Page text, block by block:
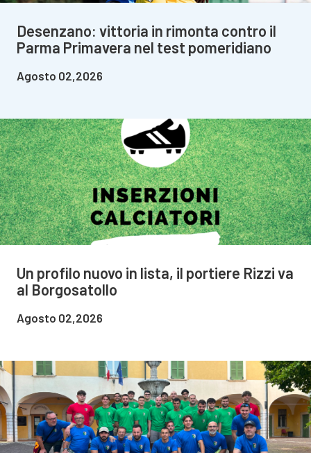
Desenzano: vittoria in rimonta contro il
Parma Primavera nel test pomeridiano
Agosto 02,2026
Un profilo nuovo in lista, il portiere Rizzi va
al Borgosatollo
Agosto 02,2026